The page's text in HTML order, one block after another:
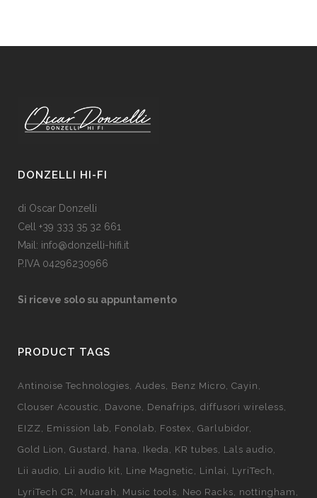
DONZELLI HI-FI
di Oscar Donzelli
Cell +39 333 35 32 661
Mail: info@donzelli-hifi.it
P.IVA 04296230966
Si riceve solo su appuntamento
PRODUCT TAGS
Antinoise Technologies Audes Benz Micro Cayin
Clouser Acoustic
Davone Denafrips diffusori wireless
EIZZ
Emission lab Fonolab Fostex
Garlubidor
Gold Lion
Gustard hana Ikeda KR tubes
Lals audio
Lii audio
Lii audio kit Line Magnetic Linlai
LyriTech
LyriTech CR
Muarah Music tools Neo Racks
nottingham